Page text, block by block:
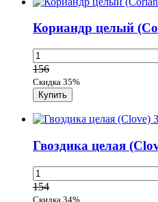
Кориандр целый
156
Скидка 35%
Гвоздика целая
154
Скидка 34%